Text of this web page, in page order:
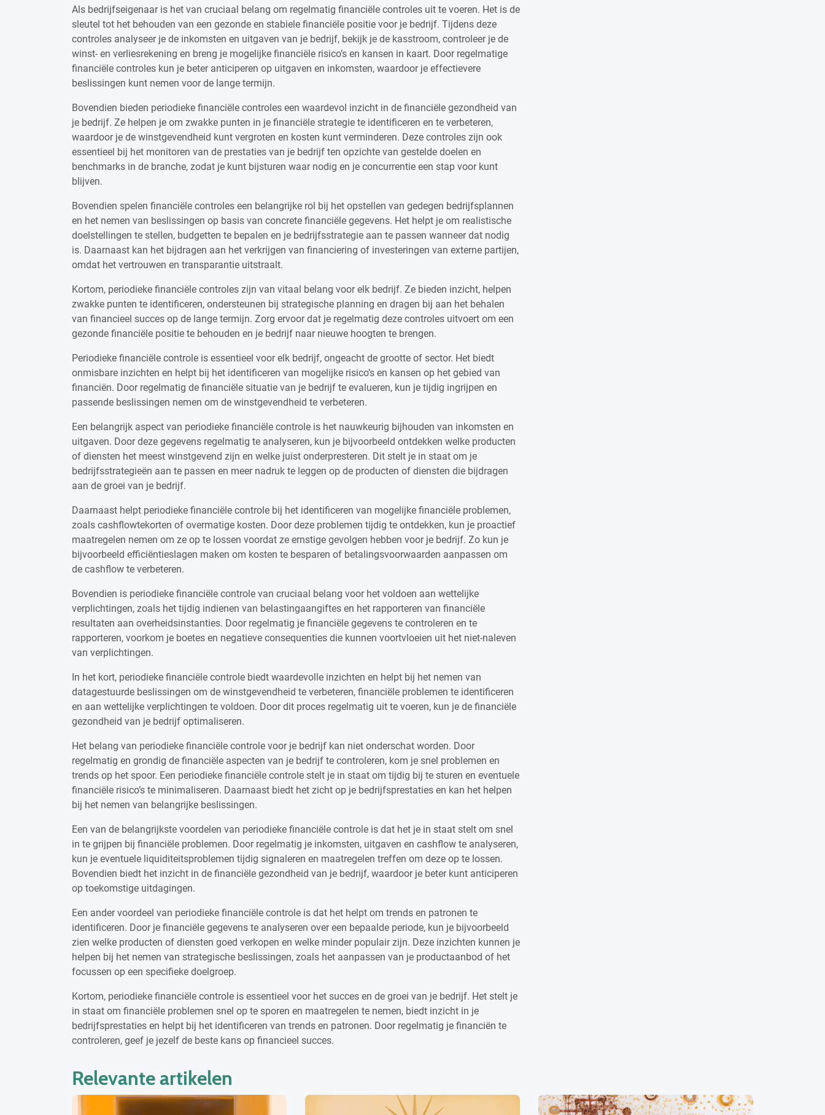
Als bedrijfseigenaar is het van cruciaal belang om regelmatig financiële controles uit te voeren. Het is de
sleutel tot het behouden van een gezonde en stabiele financiële positie voor je bedrijf. Tijdens deze
controles analyseer je de inkomsten en uitgaven van je bedrijf, bekijk je de kasstroom, controleer je de
winst- en verliesrekening en breng je mogelijke financiële risico’s en kansen in kaart. Door regelmatige
financiële controles kun je beter anticiperen op uitgaven en inkomsten, waardoor je effectievere
beslissingen kunt nemen voor de lange termijn.
Bovendien bieden periodieke financiële controles een waardevol inzicht in de financiële gezondheid van
je bedrijf. Ze helpen je om zwakke punten in je financiële strategie te identificeren en te verbeteren,
waardoor je de winstgevendheid kunt vergroten en kosten kunt verminderen. Deze controles zijn ook
essentieel bij het monitoren van de prestaties van je bedrijf ten opzichte van gestelde doelen en
benchmarks in de branche, zodat je kunt bijsturen waar nodig en je concurrentie een stap voor kunt
blijven.
Bovendien spelen financiële controles een belangrijke rol bij het opstellen van gedegen bedrijfsplannen
en het nemen van beslissingen op basis van concrete financiële gegevens. Het helpt je om realistische
doelstellingen te stellen, budgetten te bepalen en je bedrijfsstrategie aan te passen wanneer dat nodig
is. Daarnaast kan het bijdragen aan het verkrijgen van financiering of investeringen van externe partijen,
omdat het vertrouwen en transparantie uitstraalt.
Kortom, periodieke financiële controles zijn van vitaal belang voor elk bedrijf. Ze bieden inzicht, helpen
zwakke punten te identificeren, ondersteunen bij strategische planning en dragen bij aan het behalen
van financieel succes op de lange termijn. Zorg ervoor dat je regelmatig deze controles uitvoert om een
gezonde financiële positie te behouden en je bedrijf naar nieuwe hoogten te brengen.
Periodieke financiële controle is essentieel voor elk bedrijf, ongeacht de grootte of sector. Het biedt
onmisbare inzichten en helpt bij het identificeren van mogelijke risico’s en kansen op het gebied van
financiën. Door regelmatig de financiële situatie van je bedrijf te evalueren, kun je tijdig ingrijpen en
passende beslissingen nemen om de winstgevendheid te verbeteren.
Een belangrijk aspect van periodieke financiële controle is het nauwkeurig bijhouden van inkomsten en
uitgaven. Door deze gegevens regelmatig te analyseren, kun je bijvoorbeeld ontdekken welke producten
of diensten het meest winstgevend zijn en welke juist onderpresteren. Dit stelt je in staat om je
bedrijfsstrategieën aan te passen en meer nadruk te leggen op de producten of diensten die bijdragen
aan de groei van je bedrijf.
Daarnaast helpt periodieke financiële controle bij het identificeren van mogelijke financiële problemen,
zoals cashflowtekorten of overmatige kosten. Door deze problemen tijdig te ontdekken, kun je proactief
maatregelen nemen om ze op te lossen voordat ze ernstige gevolgen hebben voor je bedrijf. Zo kun je
bijvoorbeeld efficiëntieslagen maken om kosten te besparen of betalingsvoorwaarden aanpassen om
de cashflow te verbeteren.
Bovendien is periodieke financiële controle van cruciaal belang voor het voldoen aan wettelijke
verplichtingen, zoals het tijdig indienen van belastingaangiftes en het rapporteren van financiële
resultaten aan overheidsinstanties. Door regelmatig je financiële gegevens te controleren en te
rapporteren, voorkom je boetes en negatieve consequenties die kunnen voortvloeien uit het niet-naleven
van verplichtingen.
In het kort, periodieke financiële controle biedt waardevolle inzichten en helpt bij het nemen van
datagestuurde beslissingen om de winstgevendheid te verbeteren, financiële problemen te identificeren
en aan wettelijke verplichtingen te voldoen. Door dit proces regelmatig uit te voeren, kun je de financiële
gezondheid van je bedrijf optimaliseren.
Het belang van periodieke financiële controle voor je bedrijf kan niet onderschat worden. Door
regelmatig en grondig de financiële aspecten van je bedrijf te controleren, kom je snel problemen en
trends op het spoor. Een periodieke financiële controle stelt je in staat om tijdig bij te sturen en eventuele
financiële risico’s te minimaliseren. Daarnaast biedt het zicht op je bedrijfsprestaties en kan het helpen
bij het nemen van belangrijke beslissingen.
Een van de belangrijkste voordelen van periodieke financiële controle is dat het je in staat stelt om snel
in te grijpen bij financiële problemen. Door regelmatig je inkomsten, uitgaven en cashflow te analyseren,
kun je eventuele liquiditeitsproblemen tijdig signaleren en maatregelen treffen om deze op te lossen.
Bovendien biedt het inzicht in de financiële gezondheid van je bedrijf, waardoor je beter kunt anticiperen
op toekomstige uitdagingen.
Een ander voordeel van periodieke financiële controle is dat het helpt om trends en patronen te
identificeren. Door je financiële gegevens te analyseren over een bepaalde periode, kun je bijvoorbeeld
zien welke producten of diensten goed verkopen en welke minder populair zijn. Deze inzichten kunnen je
helpen bij het nemen van strategische beslissingen, zoals het aanpassen van je productaanbod of het
focussen op een specifieke doelgroep.
Kortom, periodieke financiële controle is essentieel voor het succes en de groei van je bedrijf. Het stelt je
in staat om financiële problemen snel op te sporen en maatregelen te nemen, biedt inzicht in je
bedrijfsprestaties en helpt bij het identificeren van trends en patronen. Door regelmatig je financiën te
controleren, geef je jezelf de beste kans op financieel succes.
Relevante artikelen